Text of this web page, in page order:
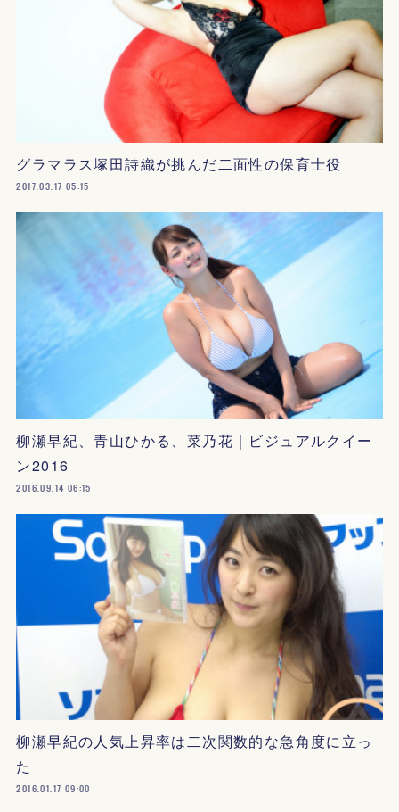
グラマラス塚田詩織が挑んだ二面性の保育士役
2017.03.17 05:15
柳瀬早紀、青山ひかる、菜乃花｜ビジュアルクイー
ン2016
2016.09.14 06:15
柳瀬早紀の人気上昇率は二次関数的な急角度に立っ
た
2016.01.17 09:00